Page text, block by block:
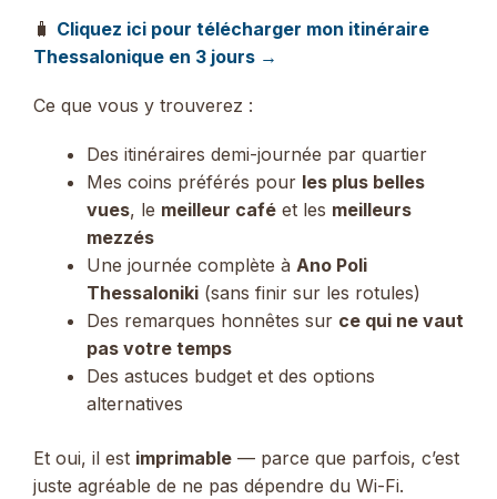
🧳 Cliquez ici pour télécharger mon itinéraire
Thessalonique en 3 jours →
Ce que vous y trouverez :
Des itinéraires demi-journée par quartier
Mes coins préférés pour les plus belles
vues, le meilleur café et les meilleurs
mezzés
Une journée complète à Ano Poli
Thessaloniki (sans finir sur les rotules)
Des remarques honnêtes sur ce qui ne vaut
pas votre temps
Des astuces budget et des options
alternatives
Et oui, il est imprimable — parce que parfois, c’est
juste agréable de ne pas dépendre du Wi-Fi.